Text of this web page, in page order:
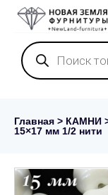
Поиск
товаров
Главная > КАМНИ
15×17 мм 1/2 нити